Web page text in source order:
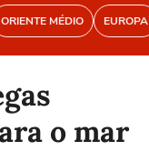
ORIENTE MÉDIO EUROPA
o mar